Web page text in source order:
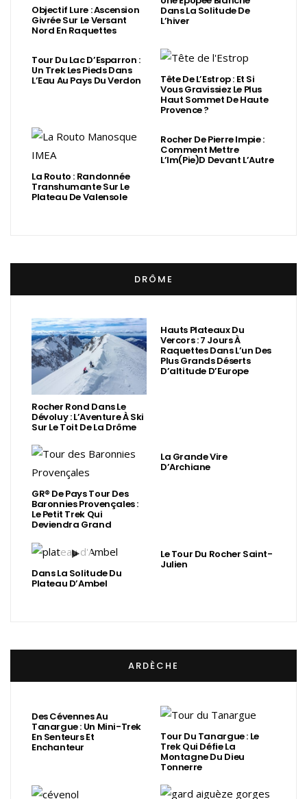
Objectif Lure : Ascension
Givrée Sur Le Versant
Nord En Raquettes
Dans La Solitude De
L’hiver
Tour Du Lac D’Esparron :
Un Trek Les Pieds Dans
L’Eau Au Pays Du Verdon Tête De L’Estrop : Et Si
Vous Gravissiez Le Plus
Haut Sommet De Haute
Provence ?
La Routo : Randonnée
Transhumante Sur Le
Plateau De Valensole
Rocher De Pierre Impie :
Comment Mettre
L’Im(Pie)d Devant L’Autre
DRÔME
Rocher Rond Dans Le
Dévoluy : L’Aventure À Ski
Sur Le Toit De La Drôme
Hauts Plateaux Du
Vercors : 7 Jours À
Raquettes Dans L’un Des
Plus Grands Déserts
D’altitude D’Europe
GR® De Pays Tour Des
Baronnies Provençales :
Le Petit Trek Qui
Deviendra Grand
La Grande Vire
D’Archiane
Dans La Solitude Du
Plateau D’Ambel
Le Tour Du Rocher Saint-
Julien
ARDÈCHE
Des Cévennes Au
Tanargue : Un Mini-Trek
En Senteurs Et
Enchanteur
Tour Du Tanargue : Le
Trek Qui Défie La
Montagne Du Dieu
Tonnerre